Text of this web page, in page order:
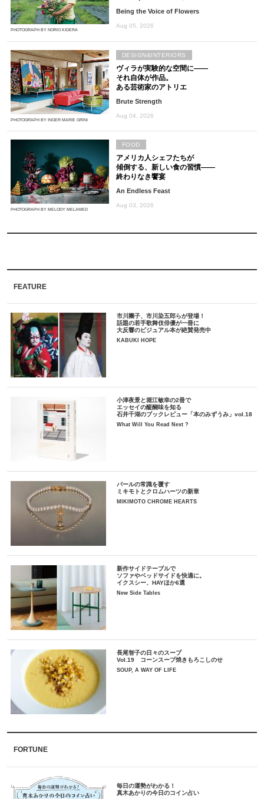
PHOTOGRAPH BY NORIO KIDERA
Being the Voice of Flowers
Aug 05, 2026
PHOTOGRAPH BY INGER MARIE GRINI
ヴィラが実験的な空間に――
それ自体が作品。
ある芸術家のアトリエ
Brute Strength
Aug 04, 2026
DESIGN&INTERIORS
PHOTOGRAPH BY MELODY MELAMED
アメリカ人シェフたちが
傾倒する、新しい食の習慣――
終わりなき饗宴
An Endless Feast
Aug 03, 2026
FOOD
FEATURE
市川團子、市川染五郎らが登場！
話題の若手歌舞伎俳優が一冊に
大反響のビジュアル本が絶賛発売中
KABUKI HOPE
小津夜景と堀江敏幸の2冊で
エッセイの醍醐味を知る
石井千湖のブックレビュー「本のみずうみ」vol.18
What Will You Read Next ?
パールの常識を覆す
ミキモトとクロムハーツの新章
MIKIMOTO CHROME HEARTS
新作サイドテーブルで
ソファやベッドサイドを快適に。
イクスシー、HAYほか6選
New Side Tables
長尾智子の日々のスープ
Vol.19 コーンスープ焼きもろこしのせ
SOUP, A WAY OF LIFE
FORTUNE
毎日の運勢がわかる！